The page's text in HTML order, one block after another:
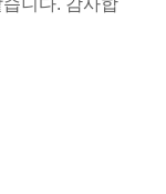
니다. 감사합